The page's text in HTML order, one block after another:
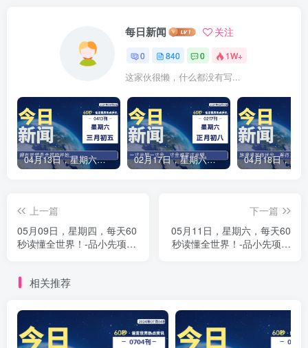
每日新闻 关注
0 840 0 1W+
这家伙很懒，什么都没有写...
04月13日，星期六，每天60秒读懂全世界！-品小先项目发源地 02月17日，星期六，每天60秒读懂全世界！-品小先项目发源地
上一篇
05月09日，星期四，每天60
秒读懂全世界！-品小先项目
下一篇
05月11日，星期六，每天60
秒读懂全世界！-品小先项目
相关推荐